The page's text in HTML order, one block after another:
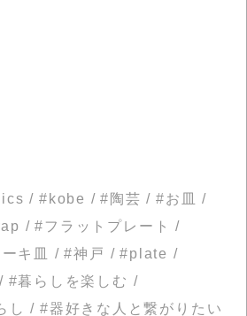
/ #kobe / #陶芸 / #お皿
/
/ #フラットプレート
/
キ皿 / #神戸 / #plate /
/ #暮らしを楽しむ /
し / #器好きな人と繋がりたい